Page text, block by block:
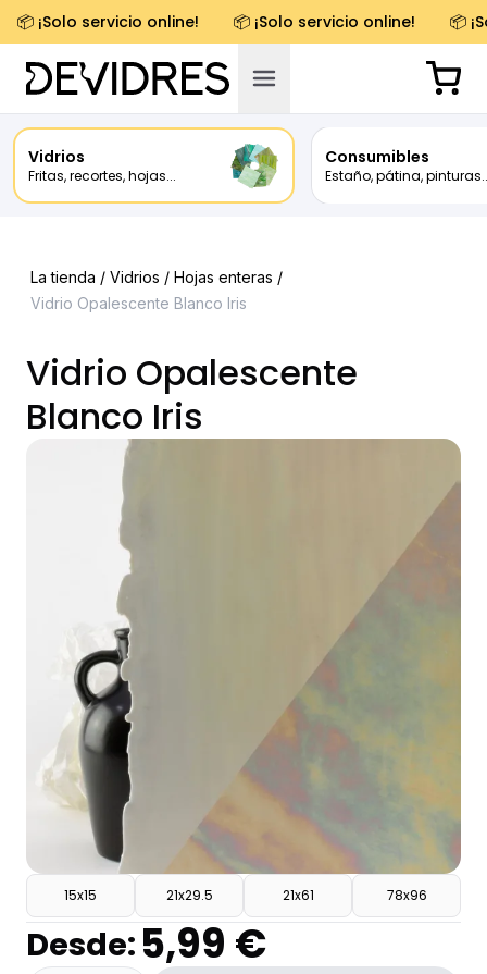
📦 ¡Solo servicio online! 📦 ¡Solo servicio online! 📦
Vidrios
Fritas, recortes, hojas...
Consumibles
Estaño, pátina,
La tienda / Vidrios / Hojas enteras /
Vidrio Opalescente Blanco Iris
Vidrio Opalescente
Blanco Iris
15x15 21x29.5 21x61 78x96
Desde: 5,99 €